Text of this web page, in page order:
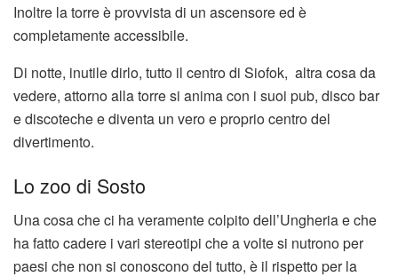
Inoltre la torre è provvista di un ascensore ed è
completamente accessibile.
Di notte, inutile dirlo, tutto il centro di Siofok, altra cosa da
vedere, attorno alla torre si anima con i suoi pub, disco bar
e discoteche e diventa un vero e proprio centro del
divertimento.
Lo zoo di Sosto
Una cosa che ci ha veramente colpito dell’Ungheria e che
ha fatto cadere i vari stereotipi che a volte si nutrono per
paesi che non si conoscono del tutto, è il rispetto per la